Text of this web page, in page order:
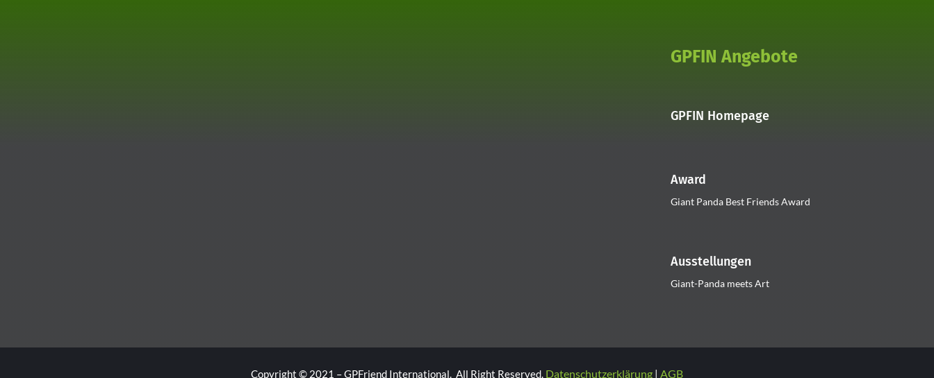
GPFIN Angebote
GPFIN Homepage
Award
Giant Panda Best Friends Award
Ausstellungen
Giant-Panda meets Art
Copyright © 2021 – GPFriend International. All Right Reserved. Datenschutzerklärung | AGB